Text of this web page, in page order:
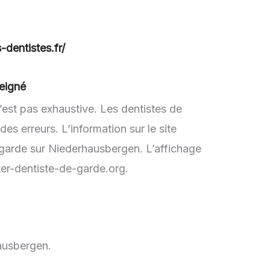
dentistes.fr/
pas exhaustive. Les dentistes de
erreurs. L’information sur le site
sur Niederhausbergen. L’affichage
dentiste-de-garde.org.